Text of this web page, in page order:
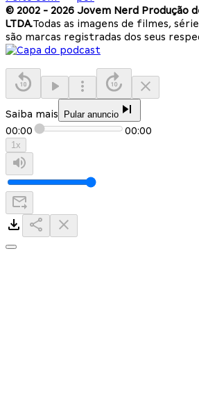
© 2002 - 2026 Jovem Nerd Produção
LTDA.Todas as imagens de filmes,
são marcas registradas dos seus
Saiba mais Pular anuncio
00:00 00:00
1x